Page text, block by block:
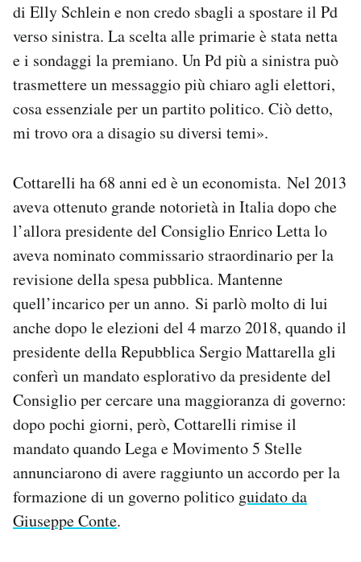
di Elly Schlein e non credo sbagli a spostare il Pd
verso sinistra. La scelta alle primarie è stata netta
e i sondaggi la premiano. Un Pd più a sinistra può
trasmettere un messaggio più chiaro agli elettori,
cosa essenziale per un partito politico. Ciò detto,
mi trovo ora a disagio su diversi temi».
Cottarelli ha 68 anni ed è un economista. Nel 2013
aveva ottenuto grande notorietà in Italia dopo che
l’allora presidente del Consiglio Enrico Letta lo
aveva nominato commissario straordinario per la
revisione della spesa pubblica. Mantenne
quell’incarico per un anno. Si parlò molto di lui
anche dopo le elezioni del 4 marzo 2018, quando il
presidente della Repubblica Sergio Mattarella gli
conferì un mandato esplorativo da presidente del
Consiglio per cercare una maggioranza di governo:
dopo pochi giorni, però, Cottarelli rimise il
mandato quando Lega e Movimento 5 Stelle
annunciarono di avere raggiunto un accordo per la
formazione di un governo politico guidato da
Giuseppe Conte.